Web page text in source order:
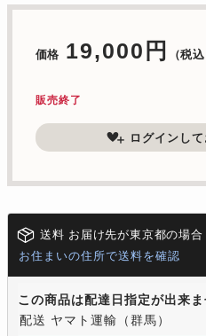
価格 19,000円 （税込
販売終了
ログインし
送料 お届け先が東京都の場合
お住まいの住所で送料を確認
この商品は配達日指定が出来
配送 ヤマト運輸（群馬）